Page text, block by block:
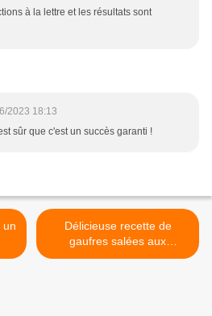
à la lettre et les résultats sont
2023 18:13
sûr que c'est un succès garanti !
Délicieuse recette de
gaufres salées aux
courgettes >